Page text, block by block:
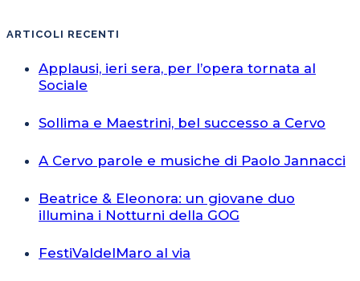
ARTICOLI RECENTI
Applausi, ieri sera, per l’opera tornata al
Sociale
Sollima e Maestrini, bel successo a Cervo
A Cervo parole e musiche di Paolo Jannacci
Beatrice & Eleonora: un giovane duo
illumina i Notturni della GOG
FestiValdelMaro al via